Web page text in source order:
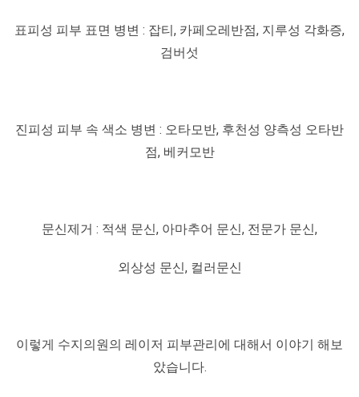
표피성 피부 표면 병변 : 잡티, 카페오레반점, 지루성 각화증,
검버섯
진피성 피부 속 색소 병변 : 오타모반, 후천성 양측성 오타반
점, 베커모반
문신제거 : 적색 문신, 아마추어 문신, 전문가 문신,
외상성 문신, 컬러문신
이렇게 수지의원의 레이저 피부관리에 대해서 이야기 해보
았습니다.